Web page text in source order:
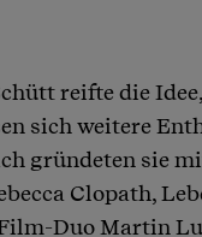
reifte die
sich weitere
gründeten sie
Clopath,
Duo Martin